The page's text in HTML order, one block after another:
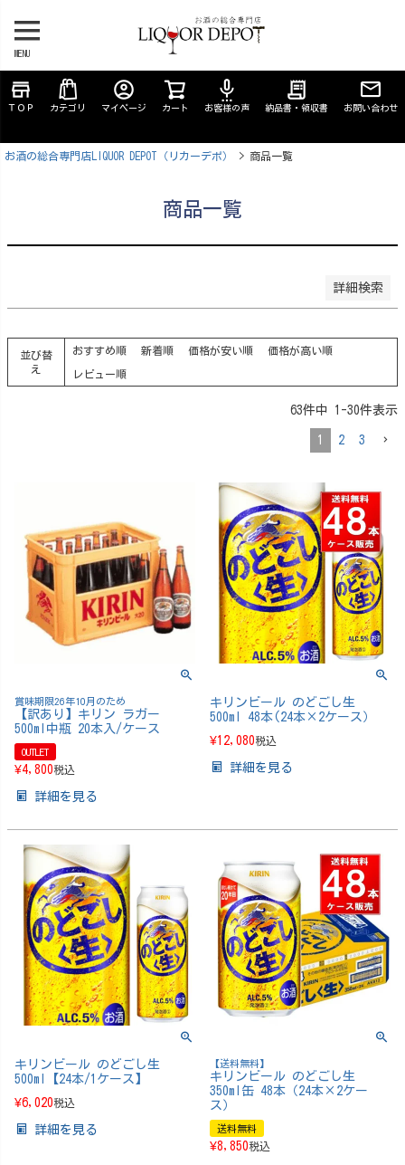
MENU
store
ＴＯＰ カテゴリ
account_circle
マイページ カート
settings_voice
お客様の声
receipt_long
納品書・領収書 お問い合わせ
お酒の総合専門店LIQUOR DEPOT（リカーデポ） 商品一覧
商品一覧
詳細検索
予約商品のみを表示
並び順
新着順
価格が高い順
キーワードヒット順
検索
並び替
え
おすすめ順 新着順 価格が安い順 価格が高い順
レビュー順
63件中 1 -30件表示
1 2 3
賞味期限26年10月のため
【訳あり】キリン ラガー
500ml中瓶 20本入/ケース
OUTLET
¥4,800税込
詳細を見る
キリンビール のどごし生
500ml 48本(24本×2ケース）
¥12,080税込
詳細を見る
キリンビール のどごし生
500ml【24本/1ケース】
¥6,020税込
詳細を見る
【送料無料】
キリンビール のどごし生
350ml缶 48本（24本×2ケー
ス）
送料無料
¥8,850税込